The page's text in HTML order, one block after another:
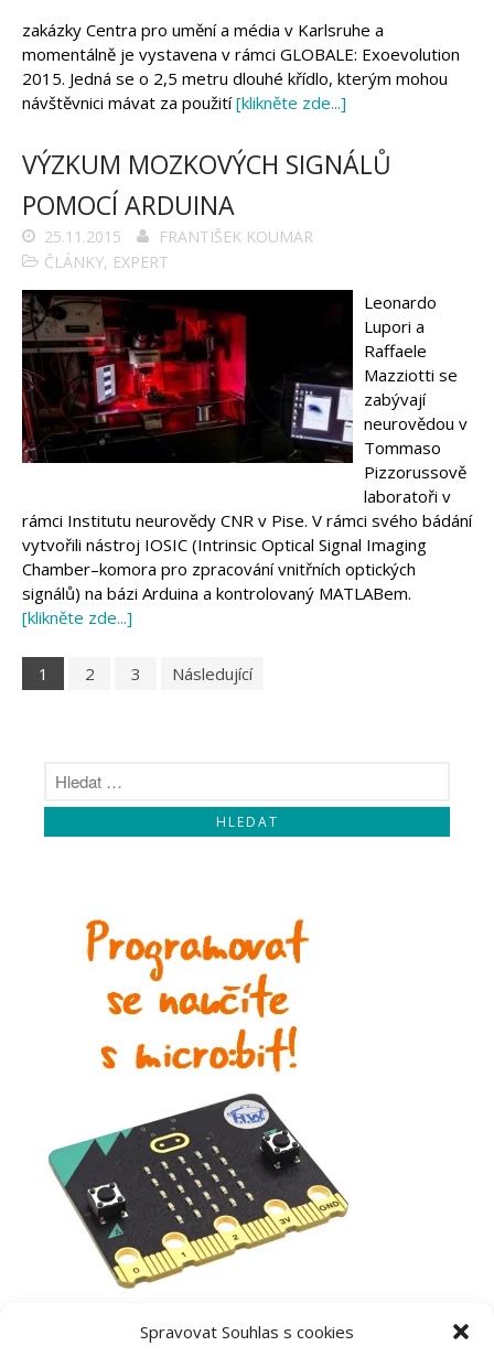
Spravovat Souhlas s cookies
zakázky Centra pro umění a média v Karlsruhe a
momentálně je vystavena v rámci GLOBALE: Exoevolution
2015. Jedná se o 2,5 metru dlouhé křídlo, kterým mohou
návštěvnici mávat za použití[klikněte zde...]
VÝZKUM MOZKOVÝCH SIGNÁLŮ
POMOCÍ ARDUINA
25.11.2015
FRANTIŠEK KOUMAR
ČLÁNKY, EXPERT
Leonardo
Lupori a
Raffaele
Mazziotti se
zabývají
neurovědou v
Tommaso
Pizzorussově
laboratoři v
rámci Institutu neurovědy CNR v Pise. V rámci svého bádání
vytvořili nástroj IOSIC (Intrinsic Optical Signal Imaging
Chamber–komora pro zpracování vnitřních optických
signálů) na bázi Arduina a kontrolovaný MATLABem.
[klikněte zde...]
1 2 3 Následující